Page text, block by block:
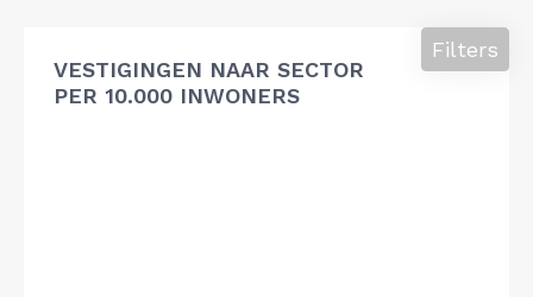
VESTIGINGEN NAAR SECTOR
PER 10.000 INWONERS
Filters